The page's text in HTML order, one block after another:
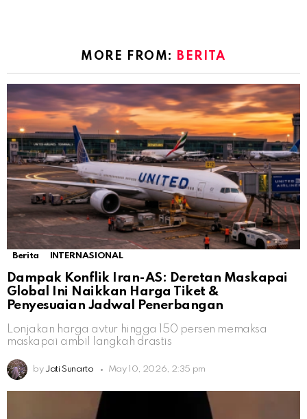
MORE FROM: BERITA
Berita INTERNASIONAL
Dampak Konflik Iran-AS: Deretan Maskapai
Global Ini Naikkan Harga Tiket &
Penyesuaian Jadwal Penerbangan
Lonjakan harga avtur hingga 150 persen memaksa
maskapai ambil langkah drastis
by Jati Sunarto May 10, 2026, 2:35 pm